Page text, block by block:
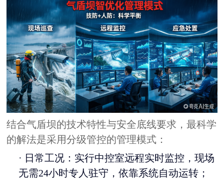
结合气盾坝的技术特性与安全底线要求，最科学
的解法是采用分级管控的管理模式：
· 日常工况：实行中控室远程实时监控，现场
无需24小时专人驻守，依靠系统自动运转；